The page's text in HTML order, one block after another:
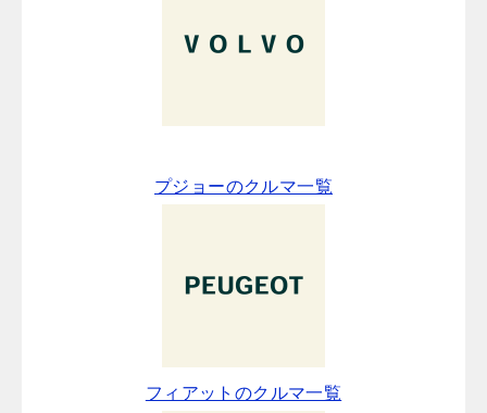
プジョーのクルマ一覧
フィアットのクルマ一覧